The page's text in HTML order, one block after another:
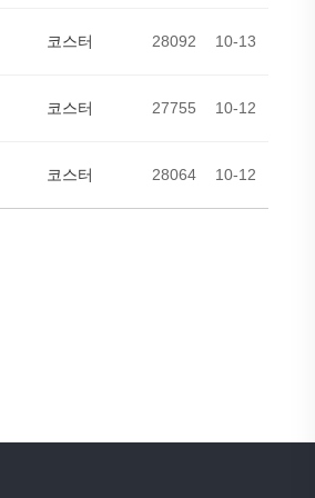
코스터 28092 10-13
코스터 27755 10-12
코스터 28064 10-12